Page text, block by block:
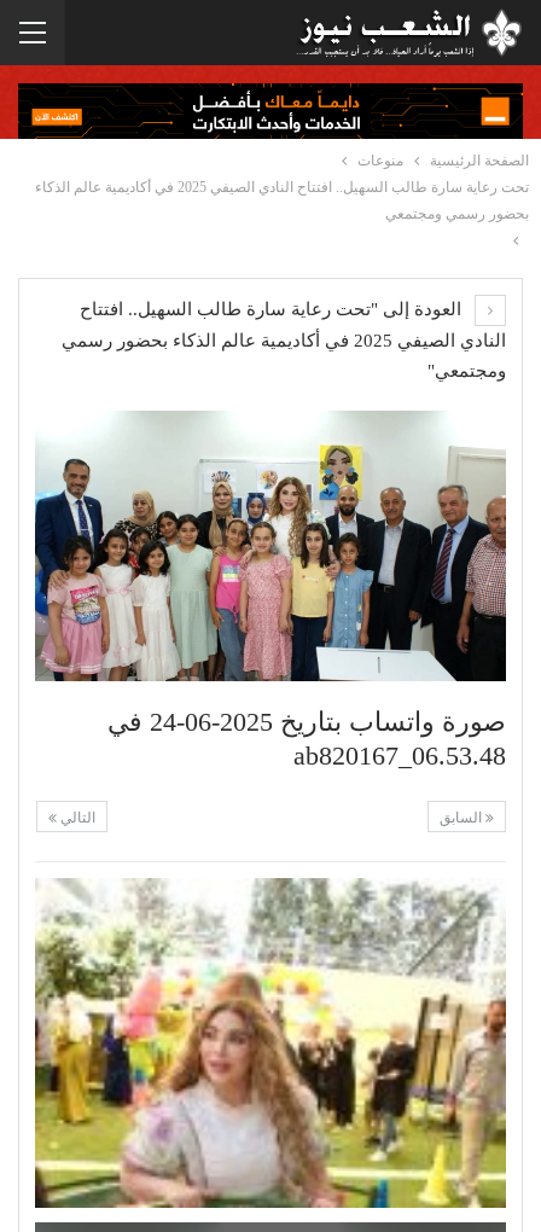
الصفحة الرئيسية
منوعات
تحت رعاية سارة طالب السهيل.. افتتاح النادي الصيفي 2025 في أكاديمية عالم الذكاء
بحضور رسمي ومجتمعي
العودة إلى "تحت رعاية سارة طالب السهيل.. افتتاح
النادي الصيفي 2025 في أكاديمية عالم الذكاء بحضور رسمي
ومجتمعي"
صورة واتساب بتاريخ 2025-06-24 في
06.53.48_ab820167
التالي السابق